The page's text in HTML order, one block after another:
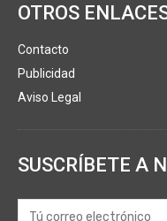
OTROS
Contacto
Publicidad
Aviso Legal
SUSCRÍBETE A